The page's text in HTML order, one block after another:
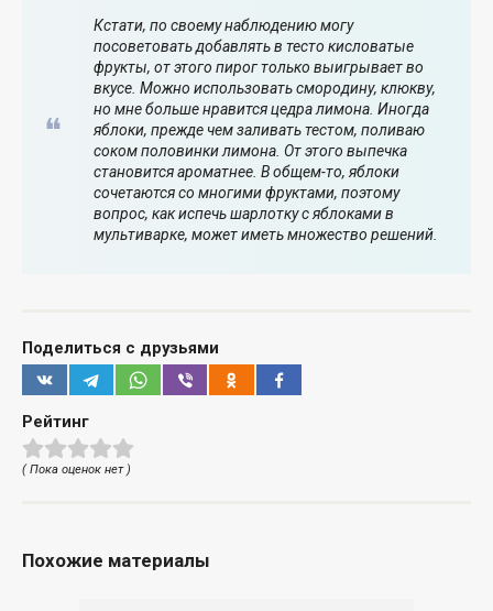
Кстати, по своему наблюдению могу
посоветовать добавлять в тесто кисловатые
фрукты, от этого пирог только выигрывает во
вкусе. Можно использовать смородину, клюкву,
но мне больше нравится цедра лимона. Иногда
яблоки, прежде чем заливать тестом, поливаю
соком половинки лимона. От этого выпечка
становится ароматнее. В общем-то, яблоки
сочетаются со многими фруктами, поэтому
вопрос, как испечь шарлотку с яблоками в
мультиварке, может иметь множество решений.
Поделиться с друзьями
Рейтинг
( Пока оценок нет )
Похожие материалы